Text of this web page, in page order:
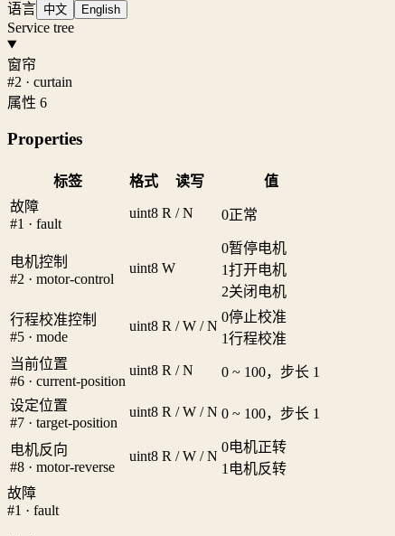
语言 中文 English
Service tree
窗帘
#2 · curtain
属性 6
Properties
标签 格式 读写
值
故障
#1 · fault
uint8 R / N 0正常
电机控制
#2 · motor-control
uint8 W
0暂停电机
1打开电机
2关闭电机
行程校准控制
#5 · mode
uint8 R / W / N
0停止校准
1行程校准
当前位置
#6 · current-position
uint8 R / N 0 ~ 100，步长 1
设定位置
#7 · target-position
uint8 R / W / N 0 ~ 100，步长 1
电机反向
#8 · motor-reverse
uint8 R / W / N
0电机正转
1 电机反转
故障
#1 · fault